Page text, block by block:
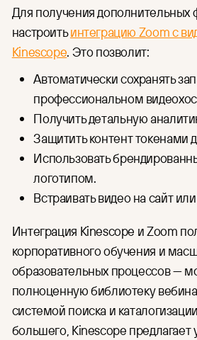
Для получения
настроитьинтеграцию Zoom с
Kinescope. Это позволит:
Автоматически сохранять
профессиональном
Получить детальную
Защитить контент токенами
Использовать
логотипом.
Встраивать видео на сайт
Интеграция Kinescope и Zoom
корпоративного обучения и
образовательных процессов —
полноценную библиотеку
системой поиска и
большего, Kinescope предлагает